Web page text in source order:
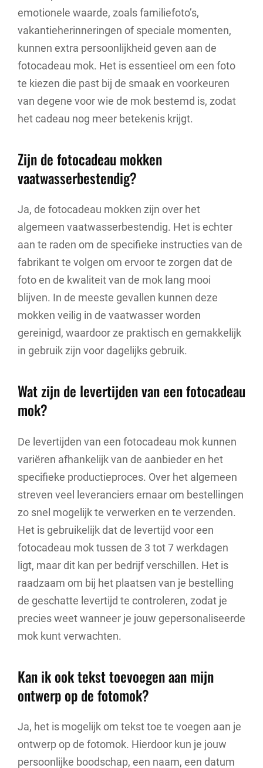
emotionele waarde, zoals familiefoto’s,
vakantieherinneringen of speciale momenten,
kunnen extra persoonlijkheid geven aan de
fotocadeau mok. Het is essentieel om een foto
te kiezen die past bij de smaak en voorkeuren
van degene voor wie de mok bestemd is, zodat
het cadeau nog meer betekenis krijgt.
Zijn de fotocadeau mokken
vaatwasserbestendig?
Ja, de fotocadeau mokken zijn over het
algemeen vaatwasserbestendig. Het is echter
aan te raden om de specifieke instructies van de
fabrikant te volgen om ervoor te zorgen dat de
foto en de kwaliteit van de mok lang mooi
blijven. In de meeste gevallen kunnen deze
mokken veilig in de vaatwasser worden
gereinigd, waardoor ze praktisch en gemakkelijk
in gebruik zijn voor dagelijks gebruik.
Wat zijn de levertijden van een fotocadeau
mok?
De levertijden van een fotocadeau mok kunnen
variëren afhankelijk van de aanbieder en het
specifieke productieproces. Over het algemeen
streven veel leveranciers ernaar om bestellingen
zo snel mogelijk te verwerken en te verzenden.
Het is gebruikelijk dat de levertijd voor een
fotocadeau mok tussen de 3 tot 7 werkdagen
ligt, maar dit kan per bedrijf verschillen. Het is
raadzaam om bij het plaatsen van je bestelling
de geschatte levertijd te controleren, zodat je
precies weet wanneer je jouw gepersonaliseerde
mok kunt verwachten.
Kan ik ook tekst toevoegen aan mijn
ontwerp op de fotomok?
Ja, het is mogelijk om tekst toe te voegen aan je
ontwerp op de fotomok. Hierdoor kun je jouw
persoonlijke boodschap, een naam, een datum